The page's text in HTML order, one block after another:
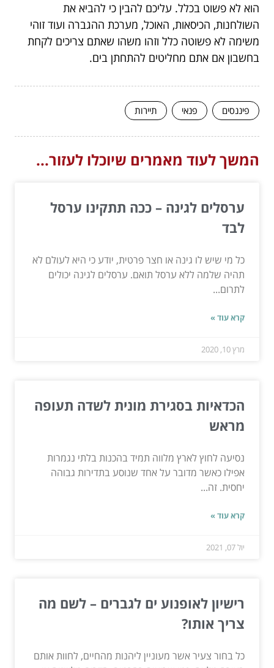
הוא לא פשוט בכלל. עליכם להבין כי להביא את
השולחנות, הכיסאות, האוכל, מערכת ההגברה ועוד זוהי
משימה לא פשוטה כלל וזהו משהו שאתם צריכים לקחת
בחשבון אם אתם מחליטים להתחתן בים.
פיננסים פנאי תיירות
המשך לעוד מאמרים שיוכלו לעזור...
ערסלים לגינה – ככה תתקינו ערסל
לבד
כל מי שיש לו גינה או חצר פרטית, יודע כי היא לעולם לא
תהיה שלמה ללא ערסל תואם. ערסלים לגינה יכולים
לתרום...
קרא עוד »
מרץ 10, 2020
הכדאיות בסגירת מונית לשדה תעופה
מראש
נסיעה לחוץ לארץ מלווה תמיד בהכנות בלתי נגמרות
אפילו כאשר מדובר על אחד שנוסע בתדירות גבוהה
יחסית. זה...
קרא עוד »
יול 07, 2021
רישיון לאופנוע ים לגברים – לשם מה
צריך אותו?
כל בחור צעיר אשר מעוניין ליהנות מהחיים, לחוות אותם